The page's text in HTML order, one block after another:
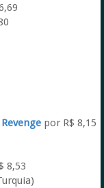
por R$ 8,15
8,53